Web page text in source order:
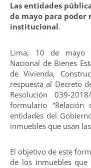
Las entidades
de mayo para poder
institucional.
Lima, 10 de mayo
Nacional de Bienes
de Vivienda,
respuesta al Decreto
Resolución 039-
formulario
entidades del
inmuebles que usan
El objetivo de este
de los inmuebles que